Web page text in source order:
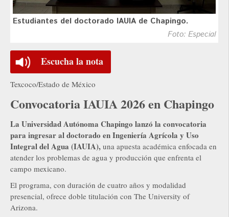
Estudiantes del doctorado IAUIA de Chapingo.
Foto: Especial
Escucha la nota
Texcoco/Estado de México
Convocatoria IAUIA 2026 en Chapingo
La Universidad Autónoma Chapingo lanzó la convocatoria
para ingresar al doctorado en Ingeniería Agrícola y Uso
Integral del Agua (IAUIA), una apuesta académica enfocada en
atender los problemas de agua y producción que enfrenta el
campo mexicano.
El programa, con duración de cuatro años y modalidad
presencial, ofrece doble titulación con The University of
Arizona.